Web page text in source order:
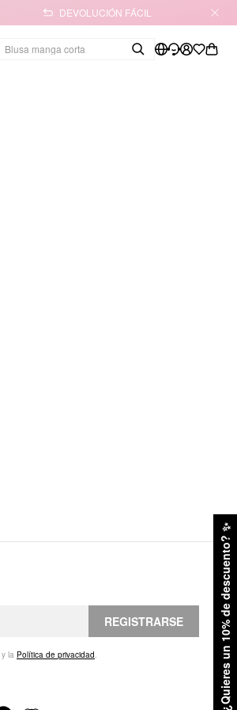
DEVOLUCIÓN FÁCIL
¿Quieres un 10% de descuento?
✨
REGISTRARSE
y la Política de privacidad.